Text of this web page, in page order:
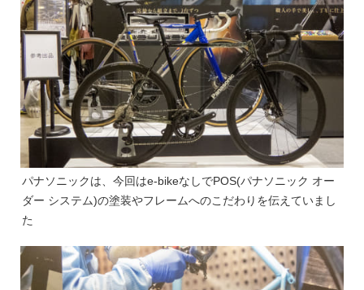
パナソニックは、今回はe-bikeなしでPOS(パナソニック オー
ダー システム)の塗装やフレームへのこだわりを伝えていまし
た